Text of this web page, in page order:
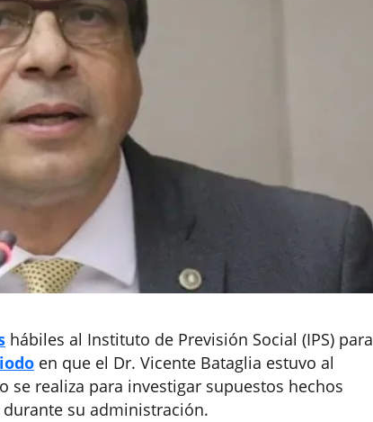
hábiles al Instituto de Previsión Social (IPS) para
en que el Dr. Vicente Bataglia estuvo al
realiza para investigar supuestos hechos
su administración.